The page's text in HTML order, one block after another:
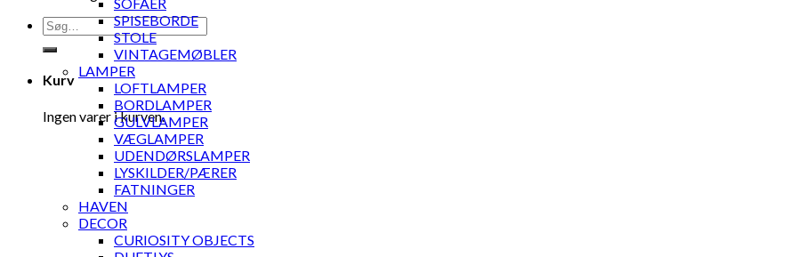
Søg
efter:
Kurv
Ingen varer i kurven.
SPISEBORDE
STOLE
VINTAGEMØBLER
LAMPER
LOFTLAMPER
BORDLAMPER
GULVLAMPER
VÆGLAMPER
UDENDØRSLAMPER
LYSKILDER/PÆRER
FATNINGER
HAVEN
DECOR
CURIOSITY OBJECTS